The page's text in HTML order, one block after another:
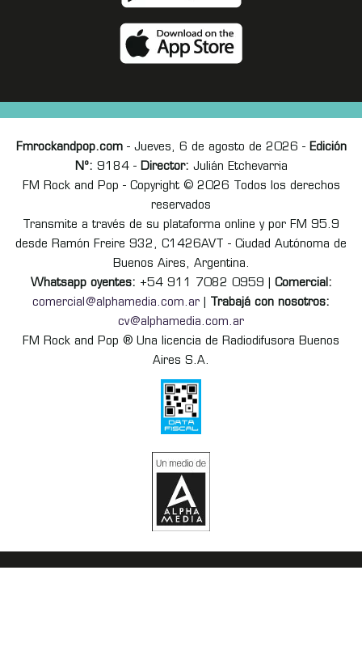
Fmrockandpop.com- Jueves, 6 de agosto de 2026 - Edición
Nº: 9184 - Director: Julián Etchevarria
FM Rock and Pop - Copyright © 2026 Todos los derechos
reservados
Transmite a través de su plataforma online y por FM 95.9
desde Ramón Freire 932, C1426AVT - Ciudad Autónoma de
Buenos Aires, Argentina.
Whatsapp oyentes: +54 911 7082 0959 | Comercial:
comercial@alphamedia.com.ar
Trabajá con nosotros:
cv@alphamedia.com.ar
FM Rock and Pop ® Una licencia de Radiodifusora Buenos
Aires S.A.